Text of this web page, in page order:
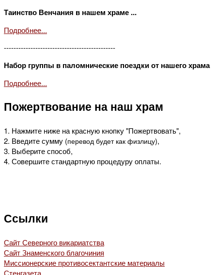
Таинство Венчания в нашем храме ...
Подробнее...
----------------------------------------------
Набор группы в паломнические поездки от нашего храма
Подробнее...
Пожертвование на наш храм
1. Нажмите ниже на красную кнопку "Пожертвовать",
2. Введите сумму (перевод будет как физлицу),
3. Выберите способ,
4. Совершите стандартную процедуру оплаты.
Ссылки
Сайт Северного викариатства
Сайт Знаменского благочиния
Миссионерские противосектантские материалы
Стенгазета